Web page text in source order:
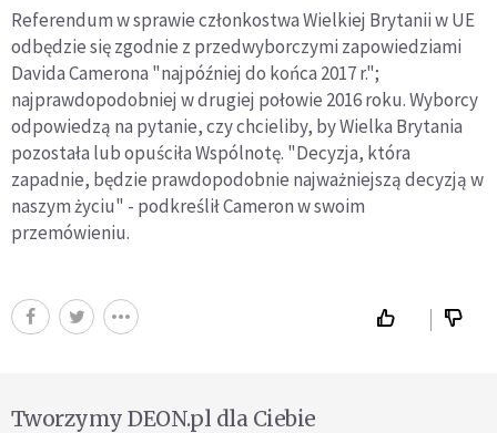
Referendum w sprawie członkostwa Wielkiej Brytanii w UE
odbędzie się zgodnie z przedwyborczymi zapowiedziami
Davida Camerona "najpóźniej do końca 2017 r.";
najprawdopodobniej w drugiej połowie 2016 roku. Wyborcy
odpowiedzą na pytanie, czy chcieliby, by Wielka Brytania
pozostała lub opuściła Wspólnotę. "Decyzja, która
zapadnie, będzie prawdopodobnie najważniejszą decyzją w
naszym życiu" - podkreślił Cameron w swoim
przemówieniu.
Tworzymy DEON.pl dla Ciebie